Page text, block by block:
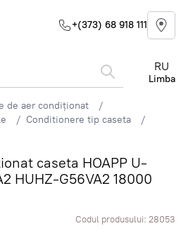
+(373) 68 918 111
RU
Limba
de aer condiționat
Conditionere tip caseta
caseta HOAPP U-
HUHZ-G56VA2 18000
Codul produsului: 28053